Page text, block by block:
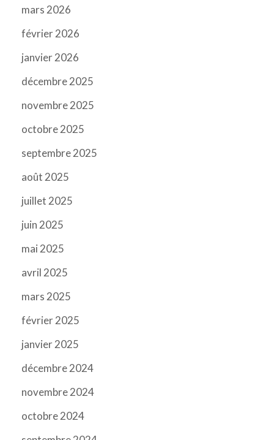
mars 2026
février 2026
janvier 2026
décembre 2025
novembre 2025
octobre 2025
septembre 2025
août 2025
juillet 2025
juin 2025
mai 2025
avril 2025
mars 2025
février 2025
janvier 2025
décembre 2024
novembre 2024
octobre 2024